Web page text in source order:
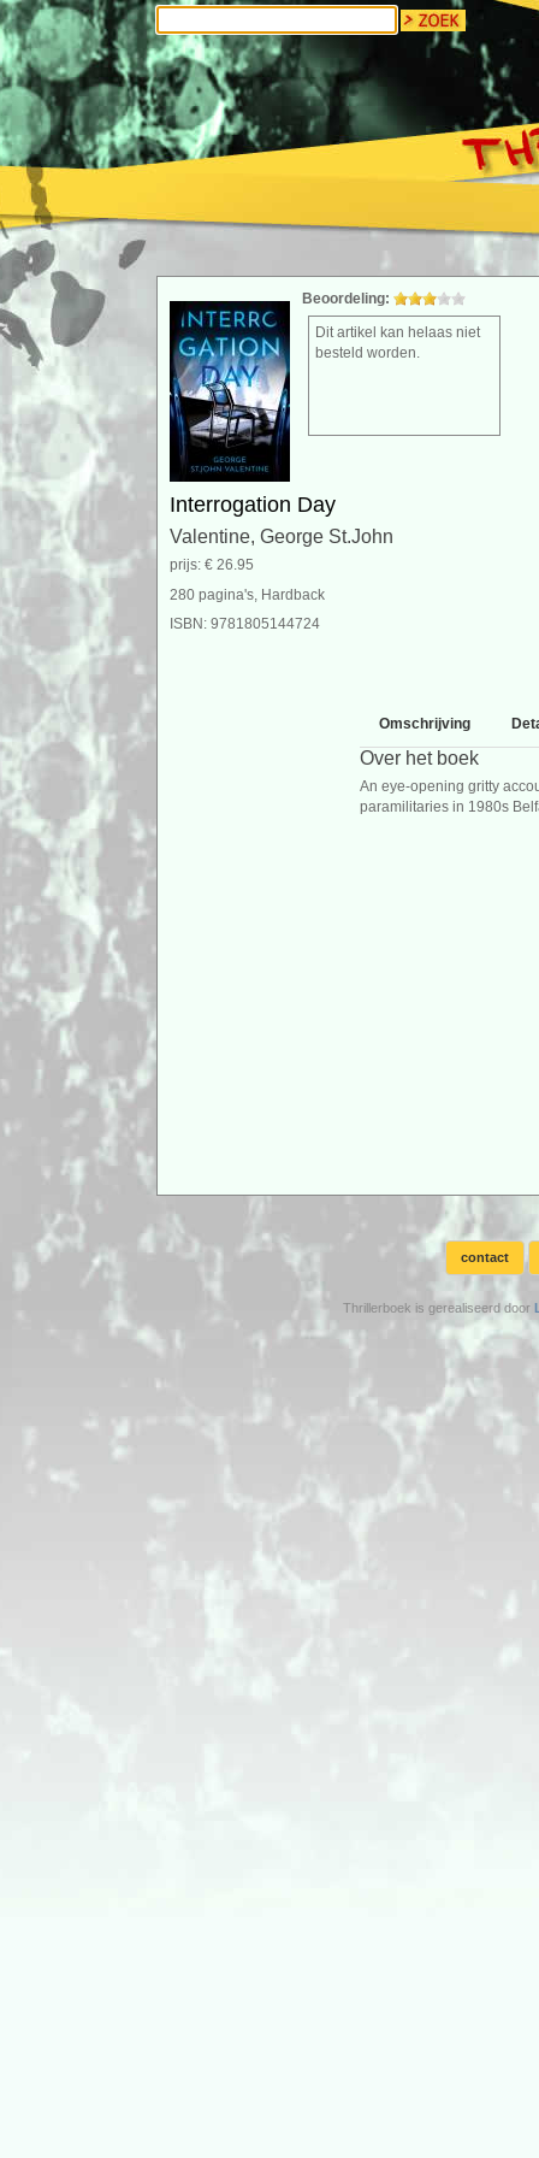
Beoordeling:
Dit artikel kan helaas niet
besteld worden.
Interrogation Day
Valentine, George St.John
prijs: € 26.95
280 pagina's, Hardback
ISBN: 9781805144724
Omschrijving
Over het boek
An eye-opening gritty
paramilitaries in 1980s
contact
Thrillerboek is gerealiseerd door